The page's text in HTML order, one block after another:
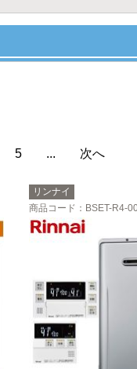
5 ... 次へ
リンナイ
商品コード ：BSET-R4-